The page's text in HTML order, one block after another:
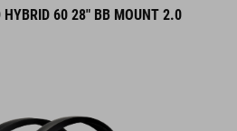
HYBRID 60 28" BB MOUNT 2.0